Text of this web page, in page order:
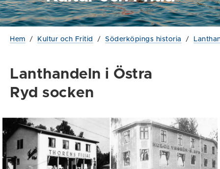
Hem / Kultur och Fritid / Söderköpings historia /
Lanthandeln i Östra
Ryd socken